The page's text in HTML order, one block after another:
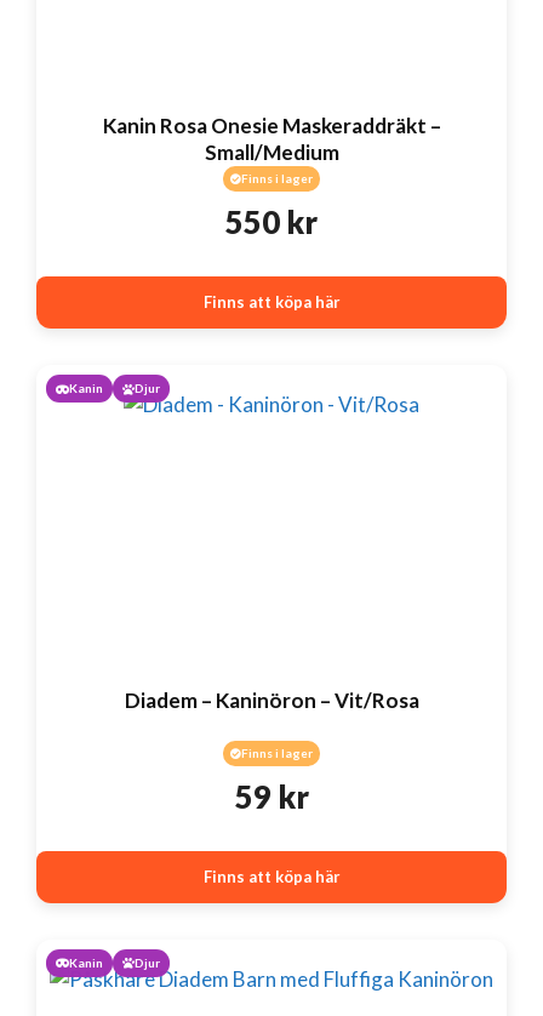
Kanin Rosa Onesie Maskeraddräkt –
Small/Medium
Finns i lager
550 kr
Finns att köpa här
Kanin Djur
Diadem – Kaninöron – Vit/Rosa
Finns i lager
59 kr
Finns att köpa här
Kanin Djur